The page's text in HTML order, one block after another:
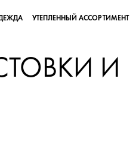
УТЕПЛЕННЫЙ АССОРТИМЕНТ
И